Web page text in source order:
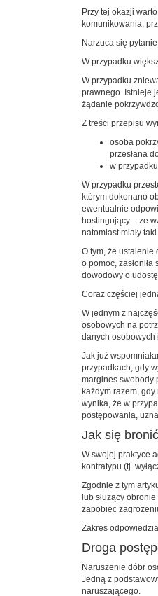
Przy tej okazji
komunikowania,
Narzuca się
W przypadku
W przypadku
prawnego. Istnieje
żądanie
Z treści przepisu
osoba
przesłana
w
W przypadku
którym dokonano
ewentualnie
hostingujący – ze
natomiast miały
O tym, że ustalenie
o pomoc,
dowodowy o
Coraz częściej
W jednym z
osobowych na
danych osobowych
Jak już
przypadkach, gdy
margines swobody
każdym razem,
wynika, że w
postępowania,
Jak się
W swojej praktyce
kontratypu (tj.
Zgodnie z tym
lub służący
zapobiec
Zakres
Droga
Naruszenie dóbr
Jedną z
naruszającego.